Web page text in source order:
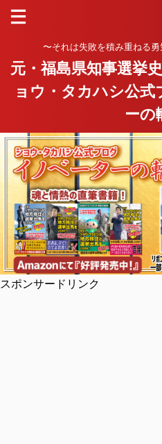
〜それは失敗を積み重ねる
元・福島県知事選挙
ョウ・タカハシ公
ーの
スポンサードリンク